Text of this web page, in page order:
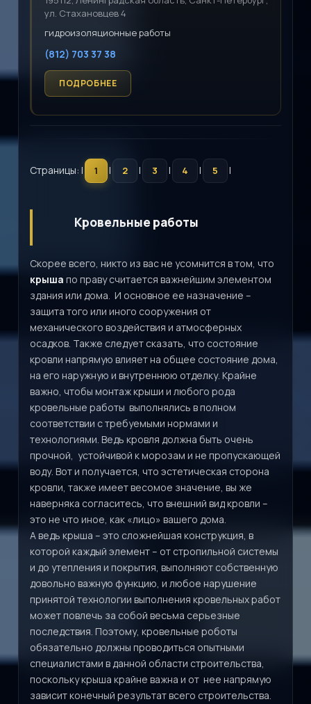
ул. Стахановцев 4
гидроизоляционные работы
(812) 703 37 38
Страницы: | 1 | 2 | 3 | 4 | 5 |
Кровельные работы
Скорее всего, никто из вас не усомнится в том, что
крыша по праву считается важнейшим элементом
здания или дома. И основное ее назначение –
защита того или иного сооружения от
механического воздействия и атмосферных
осадков. Также следует сказать, что состояние
кровли напрямую влияет на общее состояние дома,
на его наружную и внутреннюю отделку. Крайне
важно, чтобы монтаж крыши и любого рода
кровельные работы выполнялись в полном
соответствии с требуемыми нормами и
технологиями. Ведь кровля должна быть очень
прочной, устойчивой к морозам и не пропускающей
воду. Вот и получается, что эстетическая сторона
кровли, также имеет весомое значение, вы же
наверняка согласитесь, что внешний вид кровли –
это не что иное, как «лицо» вашего дома.
А ведь крыша – это сложнейшая конструкция, в
которой каждый элемент – от стропильной системы
и до утепления и покрытия, выполняют собственную
довольно важную функцию, и любое нарушение
принятой технологии выполнения кровельных работ
может повлечь за собой весьма серьезные
последствия. Поэтому, кровельные роботы
обязательно должны проводиться опытными
специалистами в данной области строительства,
поскольку крыша крайне важна и от нее напрямую
зависит конечный результат всего строительства.